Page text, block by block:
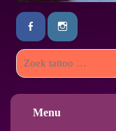
Menu